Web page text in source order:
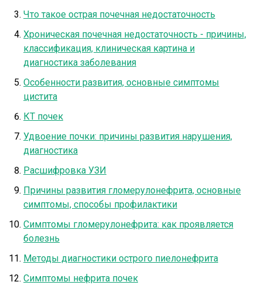
Что такое острая почечная недостаточность
Хроническая почечная недостаточность - причины,
классификация, клиническая картина и
диагностика заболевания
Особенности развития, основные симптомы
цистита
КТ почек
Удвоение почки: причины развития нарушения,
диагностика
Расшифровка УЗИ
Причины развития гломерулонефрита, основные
симптомы, способы профилактики
Симптомы гломерулонефрита: как проявляется
болезнь
Методы диагностики острого пиелонефрита
Симптомы нефрита почек